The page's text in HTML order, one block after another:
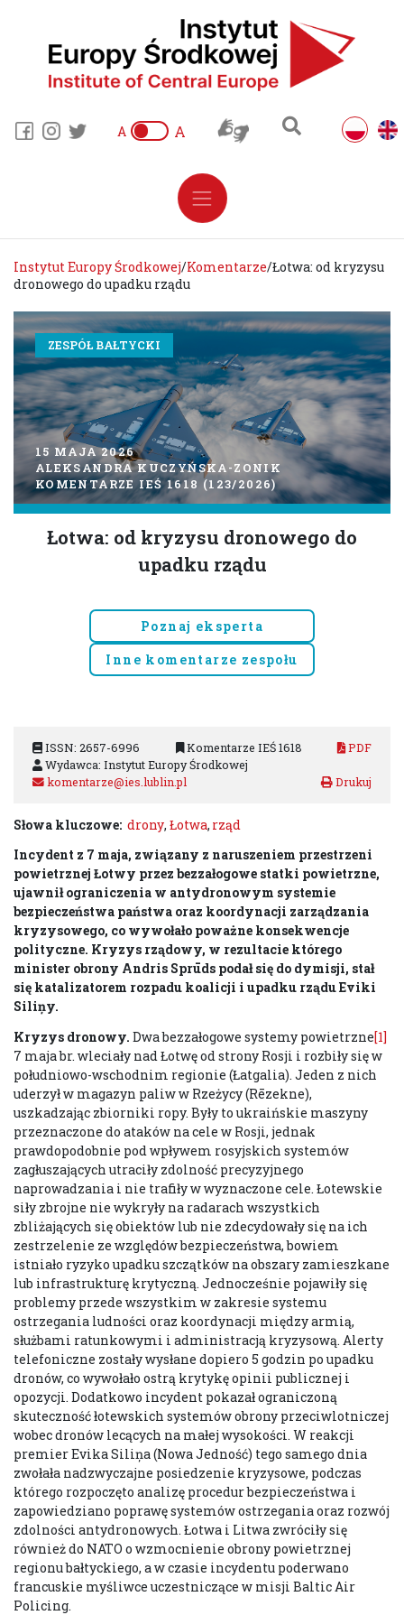
A A
Instytut Europy Środkowej/Komentarze/Łotwa: od kryzysu
dronowego do upadku rządu
ZESPÓŁ BAŁTYCKI
15 MAJA 2026
ALEKSANDRA KUCZYŃSKA-ZONIK
KOMENTARZE IEŚ 1618 (123/2026)
Łotwa: od kryzysu dronowego do
upadku rządu
Poznaj eksperta
Inne komentarze zespołu
ISSN: 2657-6996 Komentarze IEŚ 1618
PDF
Wydawca: Instytut Europy Środkowej
komentarze@ies.lublin.pl
Słowa kluczowe: drony, Łotwa, rząd
Incydent z 7 maja, związany z naruszeniem przestrzeni
powietrznej Łotwy przez bezzałogowe statki powietrzne,
ujawnił ograniczenia w antydronowym systemie
bezpieczeństwa państwa oraz koordynacji zarządzania
kryzysowego, co wywołało poważne konsekwencje
polityczne. Kryzys rządowy, w rezultacie którego
minister obrony Andris Sprūds podał się do dymisji, stał
się katalizatorem rozpadu koalicji i upadku rządu Eviki
Siliņy.
Kryzys dronowy. Dwa bezzałogowe systemy powietrzne[1]
7 maja br. wleciały nad Łotwę od strony Rosji i rozbiły się w
południowo-wschodnim regionie (Łatgalia). Jeden z nich
uderzył w magazyn paliw w Rzeżycy (Rēzekne),
uszkadzając zbiorniki ropy. Były to ukraińskie maszyny
przeznaczone do ataków na cele w Rosji, jednak
prawdopodobnie pod wpływem rosyjskich systemów
zagłuszających utraciły zdolność precyzyjnego
naprowadzania i nie trafiły w wyznaczone cele. Łotewskie
siły zbrojne nie wykryły na radarach wszystkich
zbliżających się obiektów lub nie zdecydowały się na ich
zestrzelenie ze względów bezpieczeństwa, bowiem
istniało ryzyko upadku szczątków na obszary zamieszkane
lub infrastrukturę krytyczną. Jednocześnie pojawiły się
problemy przede wszystkim w zakresie systemu
ostrzegania ludności oraz koordynacji między armią,
służbami ratunkowymi i administracją kryzysową. Alerty
telefoniczne zostały wysłane dopiero 5 godzin po upadku
dronów, co wywołało ostrą krytykę opinii publicznej i
opozycji. Dodatkowo incydent pokazał ograniczoną
skuteczność łotewskich systemów obrony przeciwlotniczej
wobec dronów lecących na małej wysokości. W reakcji
premier Evika Siliņa (Nowa Jedność) tego samego dnia
zwołała nadzwyczajne posiedzenie kryzysowe, podczas
którego rozpoczęto analizę procedur bezpieczeństwa i
zapowiedziano poprawę systemów ostrzegania oraz rozwój
zdolności antydronowych. Łotwa i Litwa zwróciły się
również do NATO o wzmocnienie obrony powietrznej
regionu bałtyckiego, a w czasie incydentu poderwano
francuskie myśliwce uczestniczące w misji Baltic Air
Policing.